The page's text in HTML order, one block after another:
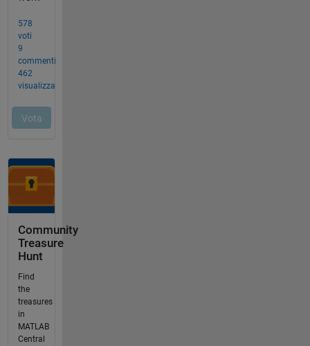
Community
Treasure
Hunt
Find
the
treasures
in
MATLAB
Central